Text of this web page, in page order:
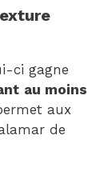
ci gagne
au moins
aux
de